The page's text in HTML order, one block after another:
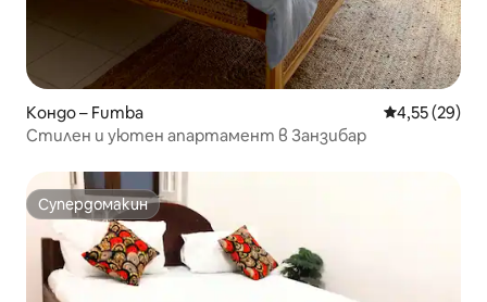
Кондо – Fumba Средна
4,55 (29)
Стилен и уютен апартамент в Занзибар
Супердомакин
Супердомакин